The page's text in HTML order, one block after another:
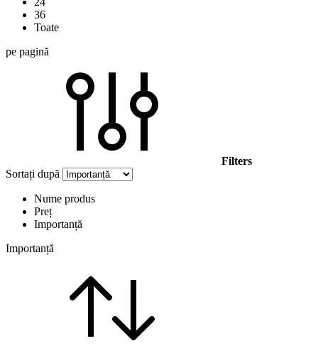
36
Toate
pe pagină
Filters
Sortați după
Nume produs
Preț
Importanță
Importanță